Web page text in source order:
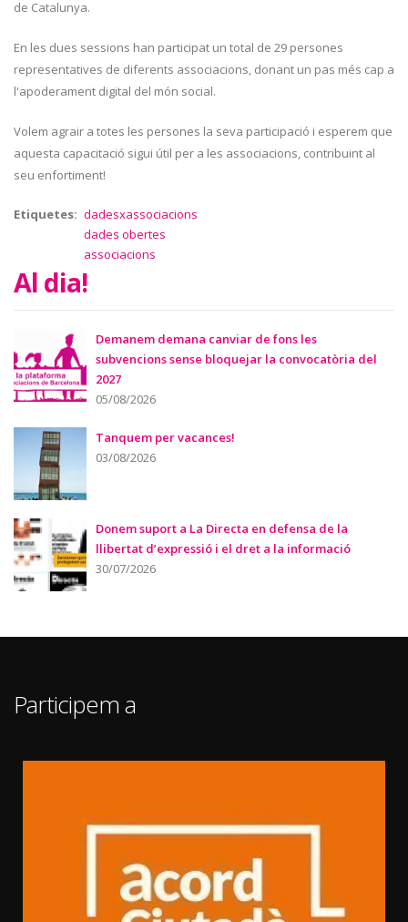
de Catalunya.
En les dues sessions han participat un total de 29 persones
representatives de diferents associacions, donant un pas més cap a
l'apoderament digital del món social.
Volem agrair a totes les persones la seva participació i esperem que
aquesta capacitació sigui útil per a les associacions, contribuint al
seu enfortiment!
Etiquetes
dadesxassociacions
dades obertes
associacions
Al dia!
Demanem demana canviar de fons les
subvencions sense bloquejar la convocatòria del
2027
05/08/2026
Tanquem per vacances!
03/08/2026
Donem suport a La Directa en defensa de la
llibertat d’expressió i el dret a la informació
30/07/2026
Participem a